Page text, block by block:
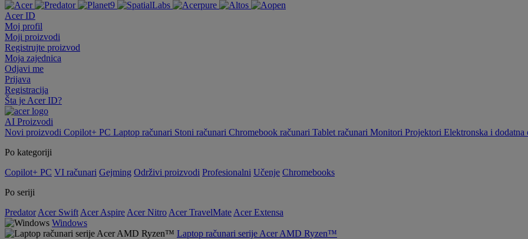
Acer ID
Moj profil
Moji proizvodi
Registrujte proizvod
Moja zajednica
Odjavi me
Prijava
Registracija
Šta je Acer ID?
AI Proizvodi
Novi proizvodi Copilot+ PC Laptop računari Stoni računari Chromebook računari Tablet računari Monitori Projektori Elektronska i dodatna
Po kategoriji
Copilot+ PC VI računari Gejming Održivi proizvodi Profesionalni Učenje Chromebooks
Po seriji
Predator Acer Swift Acer Aspire Acer Nitro Acer TravelMate Acer Extensa
Windows
Laptop računari serije Acer AMD Ryzen™